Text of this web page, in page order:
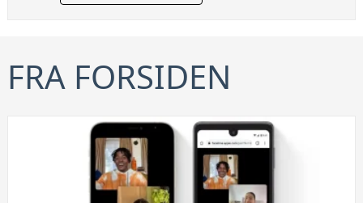
FRA FORSIDEN